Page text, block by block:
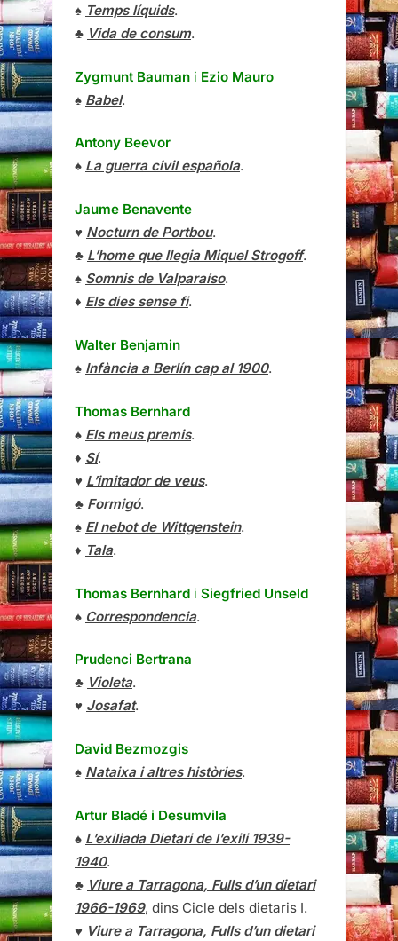
♠ Temps líquids.
♣ Vida de consum.
Zygmunt Bauman i Ezio Mauro
♠ Babel.
Antony Beevor
♠ La guerra civil española.
Jaume Benavente
♥ Nocturn de Portbou.
♣ L’home que llegia Miquel Strogoff.
♠ Somnis de Valparaíso.
♦ Els dies sense fi.
Walter Benjamin
♠ Infància a Berlín cap al 1900.
Thomas Bernhard
♠ Els meus premis.
♦ Sí.
♥ L’imitador de veus.
♣ Formigó.
♠ El nebot de Wittgenstein.
♦ Tala.
Thomas Bernhard i Siegfried Unseld
♠ Correspondencia.
Prudenci Bertrana
♣ Violeta.
♥ Josafat.
David Bezmozgis
♠ Nataixa i altres històries.
Artur Bladé i Desumvila
♠ L’exiliada Dietari de l’exili 1939-
1940.
♣ Viure a Tarragona, Fulls d’un dietari
1966-1969, dins Cicle dels dietaris I.
♥ Viure a Tarragona, Fulls d’un dietari